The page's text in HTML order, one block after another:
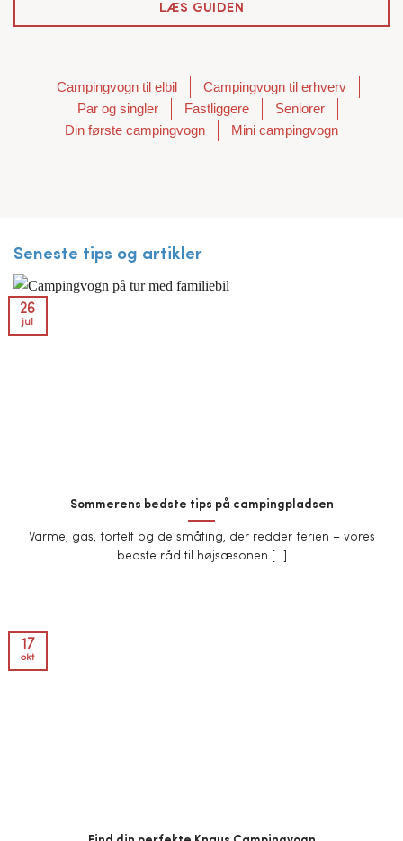
LÆS GUIDEN
Campingvogn til elbil
Campingvogn til erhverv
Par og singler
Fastliggere
Seniorer
Din første campingvogn
Mini campingvogn
Seneste tips og artikler
Sommerens bedste tips på campingpladsen
Varme, gas, fortelt og de småting, der redder ferien – vores
bedste råd til højsæsonen [...]
26
jul
17
okt